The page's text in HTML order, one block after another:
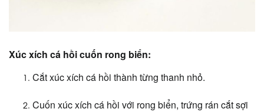
Xúc xích cá hồi cuốn rong biển:
Cắt xúc xích cá hồi thành từng thanh nhỏ.
Cuốn xúc xích cá hồi với rong biển, trứng rán cắt sợi